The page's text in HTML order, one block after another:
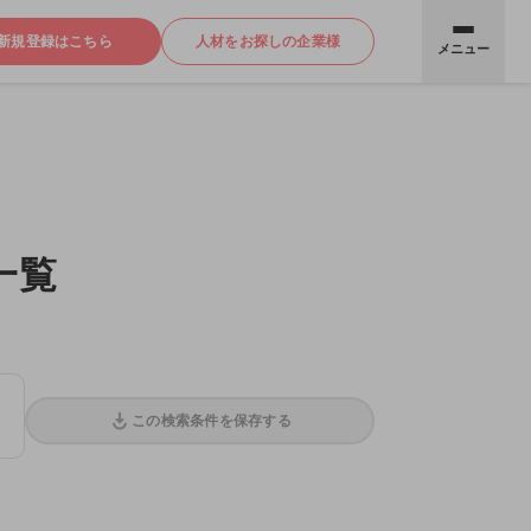
規登録はこちら 人材をお探しの企業様 メニュー
覧
この検索条件を保存する